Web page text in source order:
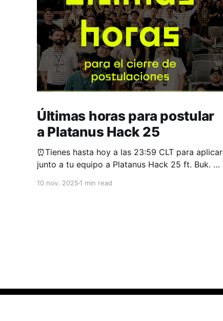
Últimas horas para postular
a Platanus Hack 25
⏰Tienes hasta hoy a las 23:59 CLT para aplicar
junto a tu equipo a Platanus Hack 25 ft. Buk. En
10 nov. 2025 1 min read